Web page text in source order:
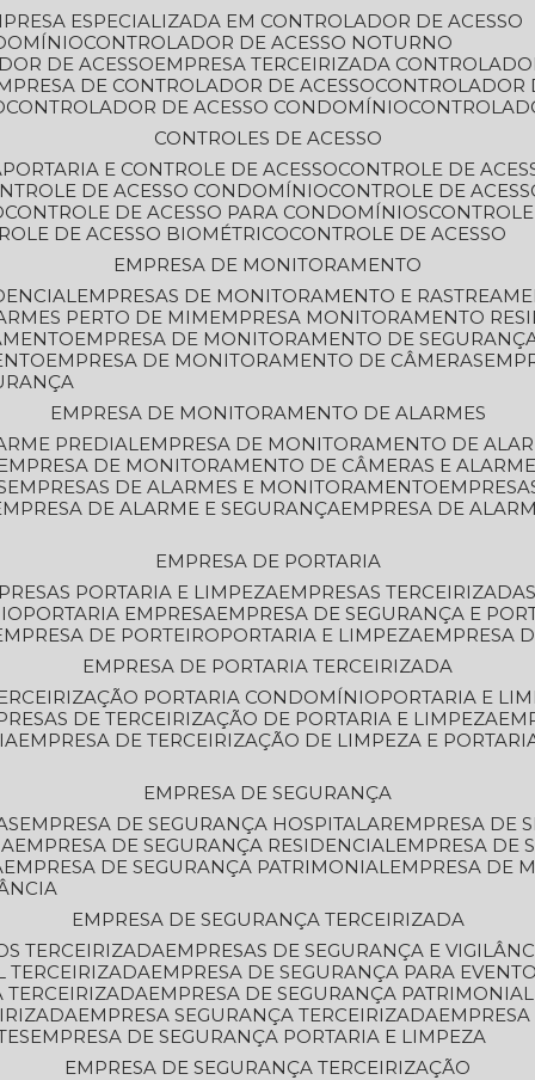
ESPECIALIZADA EM CONTROLADOR DE ACESSO
CONTROLADOR DE ACESSO NOTURNO
DE ACESSO
EMPRESA TERCEIRIZADA
DE CONTROLADOR DE ACESSO
CONTROLADOR DE ACESSO CONDOMÍNIO
CONTROLES DE ACESSO
PORTARIA E CONTROLE DE ACESSO
CONTROLE DE
DE ACESSO CONDOMÍNIO
CONTROLE DE
CONTROLE DE ACESSO PARA CONDOMÍNIOS
DE ACESSO BIOMÉTRICO
CONTROLE DE ACESSO
EMPRESA DE MONITORAMENTO
EMPRESAS DE MONITORAMENTO E
PERTO DE MIM
EMPRESA MONITORAMENTO
EMPRESA DE MONITORAMENTO DE
EMPRESA DE MONITORAMENTO DE CÂMERAS
EMPRESA DE MONITORAMENTO DE ALARMES
PREDIAL
EMPRESA DE MONITORAMENTO DE
EMPRESA DE MONITORAMENTO DE CÂMERAS E
EMPRESAS DE ALARMES E MONITORAMENTO
EMPRESA DE ALARME E SEGURANÇA
EMPRESA DE
EMPRESA DE PORTARIA
PORTARIA E LIMPEZA
EMPRESAS
PORTARIA EMPRESA
EMPRESA DE SEGURANÇA E
EMPRESA DE PORTEIRO
PORTARIA E LIMPEZA
EMPRESA
EMPRESA DE PORTARIA TERCEIRIZADA
PORTARIA CONDOMÍNIO
PORTARIA E
DE TERCEIRIZAÇÃO DE PORTARIA E LIMPEZA
EMPRESA DE TERCEIRIZAÇÃO DE LIMPEZA E
EMPRESA DE SEGURANÇA
EMPRESA DE SEGURANÇA HOSPITALAR
EMPRESA DE
EMPRESA DE SEGURANÇA RESIDENCIAL
EMPRESA DE
EMPRESA DE SEGURANÇA PATRIMONIAL
EMPRESA
EMPRESA DE SEGURANÇA TERCEIRIZADA
TERCEIRIZADA
EMPRESAS DE SEGURANÇA E
TERCEIRIZADA
EMPRESA DE SEGURANÇA PARA
TERCEIRIZADA
EMPRESA DE SEGURANÇA
EMPRESA SEGURANÇA TERCEIRIZADA
EMPRESA DE SEGURANÇA PORTARIA E LIMPEZA
EMPRESA DE SEGURANÇA TERCEIRIZAÇÃO